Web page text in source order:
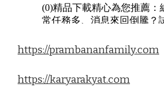
https://prambananfamily.com
https://karyarakyat.com